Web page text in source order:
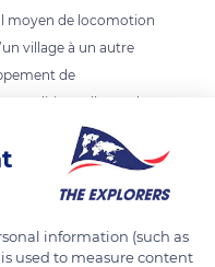
moyen de locomotion
village à un autre
de
traditionnelle est de
de la course de Laka
mahoraise
information (such as
used to measure content